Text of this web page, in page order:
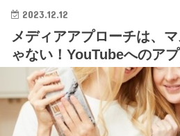
2023.12.12
メディアアプローチは、
ゃない！YouTubeへのア